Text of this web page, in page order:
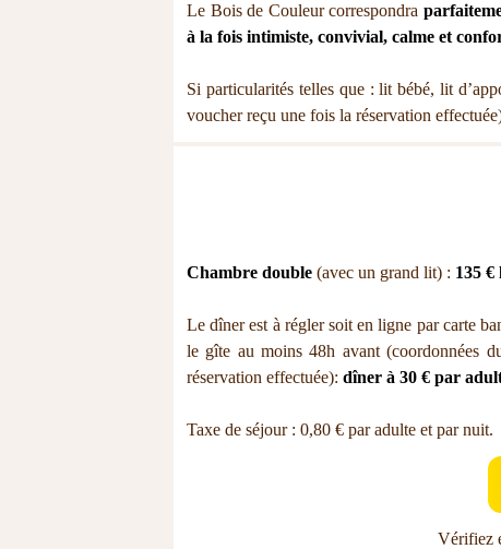
Le Bois de Couleur correspondra
à la fois intimiste, convivial, calme et
Si particularités telles que : lit bébé, lit
voucher reçu une fois la réservation
Chambre double (avec un grand lit) : 135
Le dîner est à régler soit en ligne par carte
le gîte au moins 48h avant (coordonnées
réservation effectuée): dîner à 30 € par
Taxe de séjour : 0,80 € par adulte et par nuit.
Vérifiez